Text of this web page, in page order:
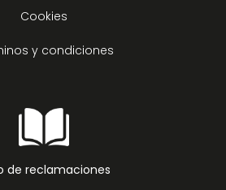
Cookies
y condiciones
de reclamaciones